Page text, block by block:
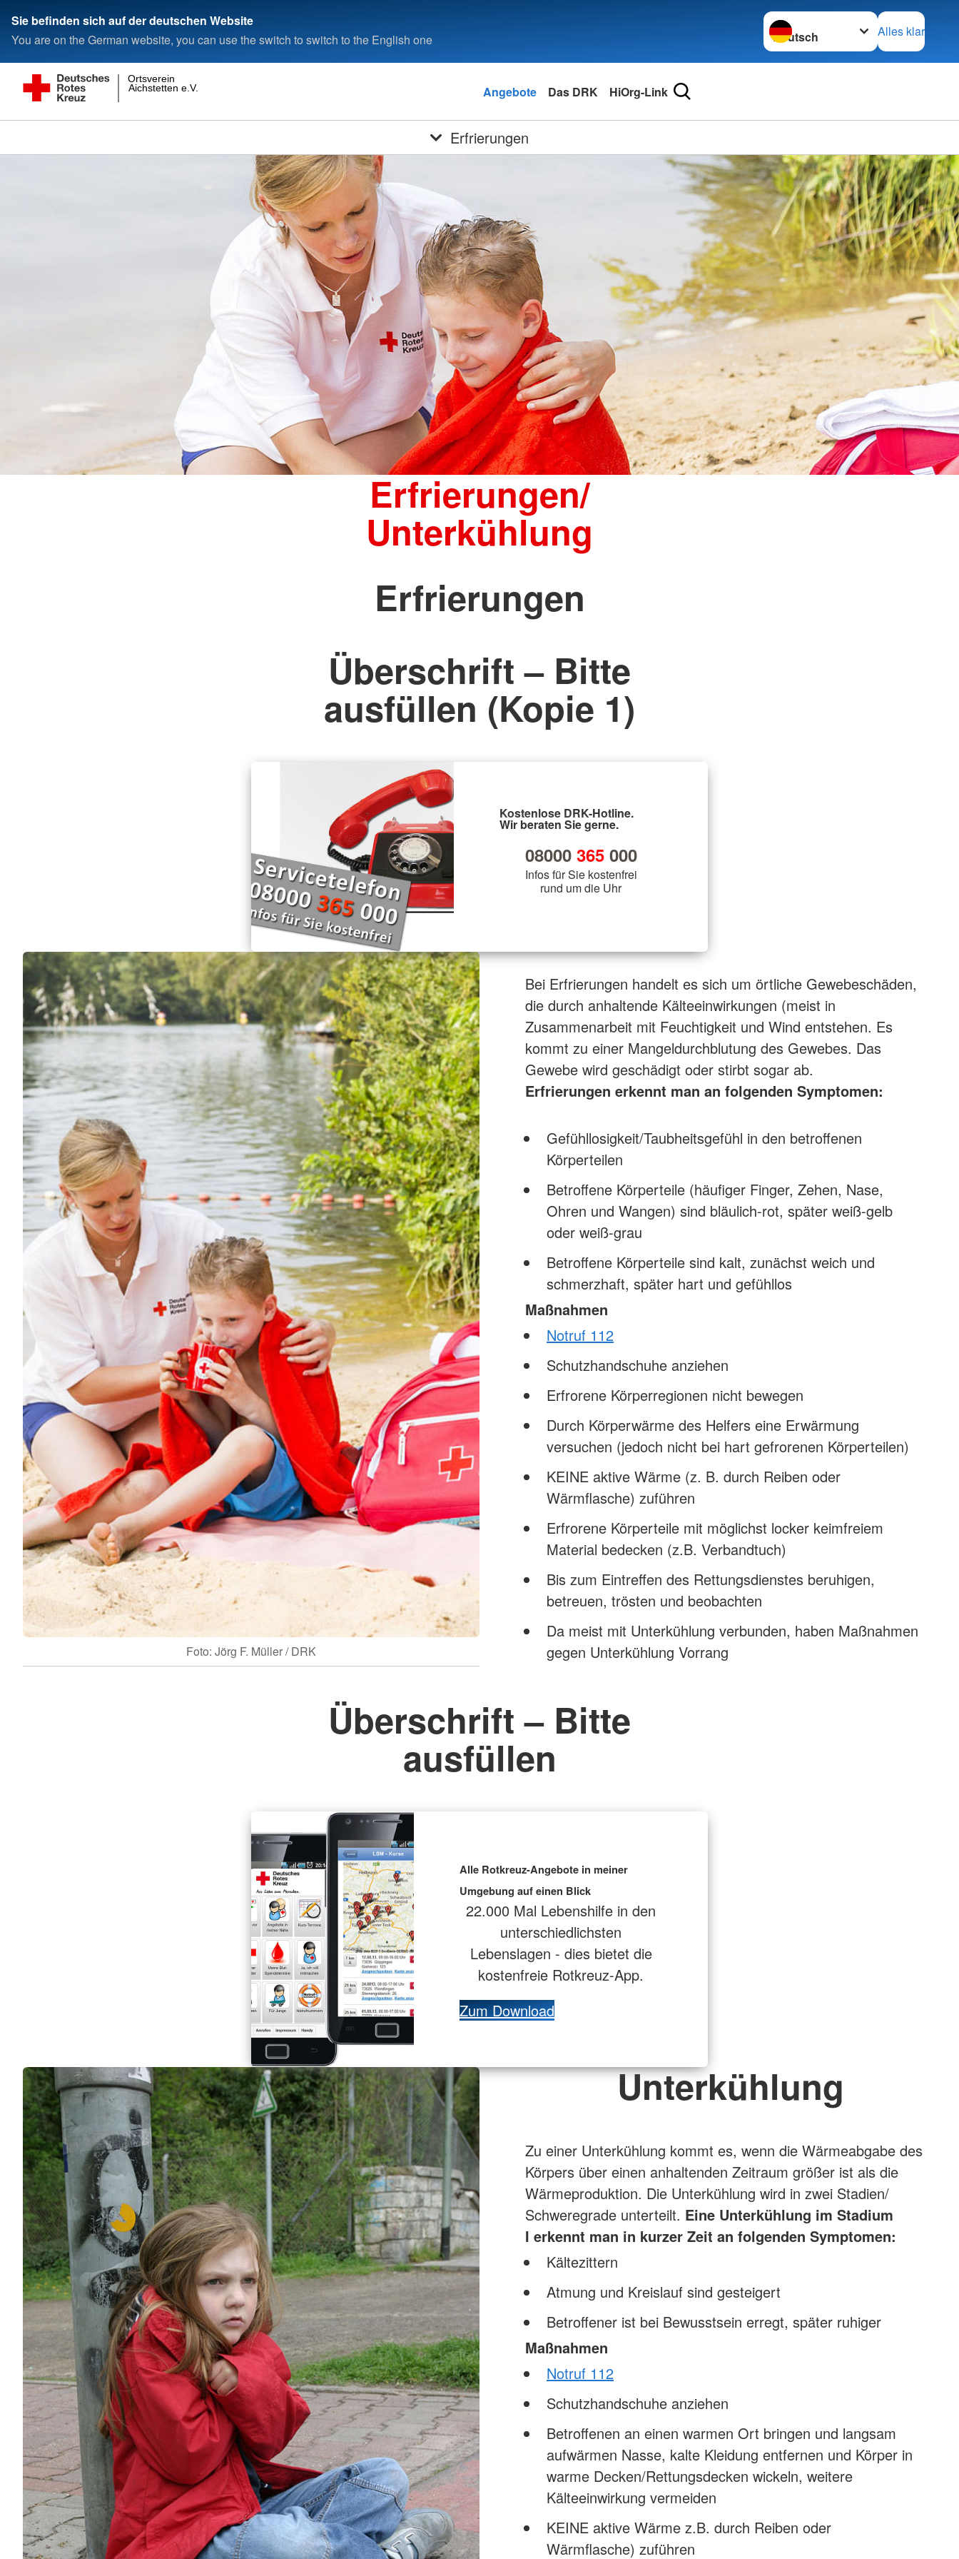
Sie befinden sich auf der deutschen Website
You are on the German website, you can use the switch to switch to the English one
Sprache wechseln zu
Alles klar
Aichstetten e.V.
Ortsverein
Angebote Das DRK HiOrg-Link
Erfrierungen
Erfrierungen/
Unterkühlung
Erfrierungen
Überschrift – Bitte
ausfüllen (Kopie 1)
Kostenlose DRK-Hotline.
Wir beraten Sie gerne.
08000 365000
Infos für Sie kostenfrei
rund um die Uhr
Foto: Jörg F. Müller / DRK
Bei Erfrierungen handelt es sich um örtliche Gewebeschäden,
die durch anhaltende Kälteeinwirkungen (meist in
Zusammenarbeit mit Feuchtigkeit und Wind entstehen. Es
kommt zu einer Mangeldurchblutung des Gewebes. Das
Gewebe wird geschädigt oder stirbt sogar ab.
Erfrierungen erkennt man an folgenden Symptomen:
Gefühllosigkeit/Taubheitsgefühl in den betroffenen
Körperteilen
Betroffene Körperteile (häufiger Finger, Zehen, Nase,
Ohren und Wangen) sind bläulich-rot, später weiß-gelb
oder weiß-grau
Betroffene Körperteile sind kalt, zunächst weich und
schmerzhaft, später hart und gefühllos
Maßnahmen
Notruf 112
Schutzhandschuhe anziehen
Erfrorene Körperregionen nicht bewegen
Durch Körperwärme des Helfers eine Erwärmung
versuchen (jedoch nicht bei hart gefrorenen Körperteilen)
KEINE aktive Wärme (z. B. durch Reiben oder
Wärmflasche) zuführen
Erfrorene Körperteile mit möglichst locker keimfreiem
Material bedecken (z.B. Verbandtuch)
Bis zum Eintreffen des Rettungsdienstes beruhigen,
betreuen, trösten und beobachten
Da meist mit Unterkühlung verbunden, haben Maßnahmen
gegen Unterkühlung Vorrang
Überschrift – Bitte
ausfüllen
Alle Rotkreuz-Angebote in meiner
Umgebung auf einen Blick
22.000 Mal Lebenshilfe in den
unterschiedlichsten
Lebenslagen - dies bietet die
kostenfreie Rotkreuz-App.
Zum Download
Unterkühlung
Zu einer Unterkühlung kommt es, wenn die Wärmeabgabe des
Körpers über einen anhaltenden Zeitraum größer ist als die
Wärmeproduktion. Die Unterkühlung wird in zwei Stadien/
Schweregrade unterteilt. Eine Unterkühlung im Stadium
I erkennt man in kurzer Zeit an folgenden Symptomen:
Kältezittern
Atmung und Kreislauf sind gesteigert
Betroffener ist bei Bewusstsein erregt, später ruhiger
Maßnahmen
Notruf 112
Schutzhandschuhe anziehen
Betroffenen an einen warmen Ort bringen und langsam
aufwärmen Nasse, kalte Kleidung entfernen und Körper in
warme Decken/Rettungsdecken wickeln, weitere
Kälteeinwirkung vermeiden
KEINE aktive Wärme z.B. durch Reiben oder
Wärmflasche) zuführen